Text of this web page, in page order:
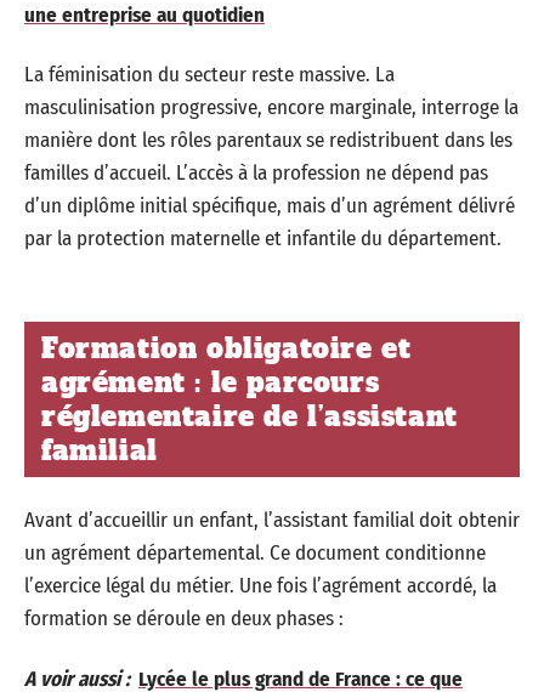
une entreprise au quotidien
La féminisation du secteur reste massive. La
masculinisation progressive, encore marginale, interroge la
manière dont les rôles parentaux se redistribuent dans les
familles d’accueil. L’accès à la profession ne dépend pas
d’un diplôme initial spécifique, mais d’un agrément délivré
par la protection maternelle et infantile du département.
Formation obligatoire et
agrément : le parcours
réglementaire de l’assistant
familial
Avant d’accueillir un enfant, l’assistant familial doit obtenir
un agrément départemental. Ce document conditionne
l’exercice légal du métier. Une fois l’agrément accordé, la
formation se déroule en deux phases :
A voir aussi : Lycée le plus grand de France : ce que